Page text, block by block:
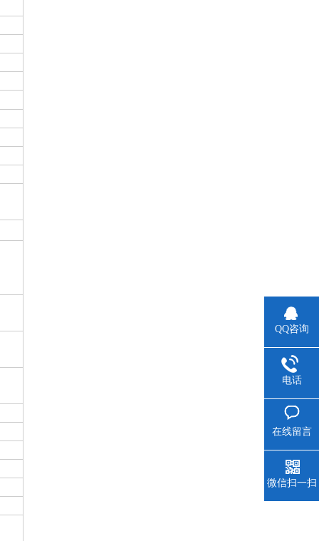
QQ咨询
电话
在线留言
微信扫一扫